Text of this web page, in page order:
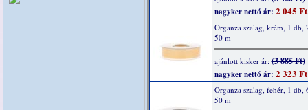
nagyker nettó ár: 2 045 Ft
Organza szalag, krém, 1 db,
50 m
ajánlott kisker ár:(3 885 Ft)
nagyker nettó ár: 2 323 Ft
Organza szalag, fehér, 1 db,
50 m